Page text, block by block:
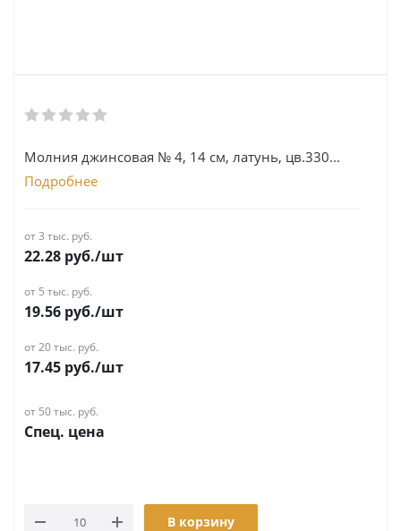
Молния джинсовая № 4, 14 см, латунь, цв.330...
Подробнее
от 3 тыс. руб.
22.28 руб./шт
от 5 тыс. руб.
19.56 руб./шт
от 20 тыс. руб.
17.45 руб./шт
от 50 тыс. руб.
Спец. цена
В корзину